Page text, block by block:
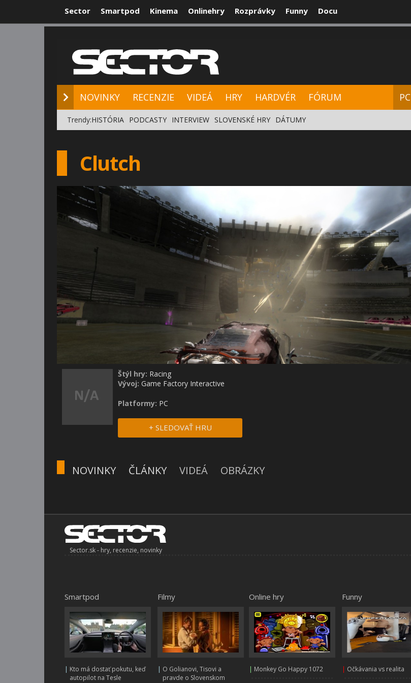
Sector Smartpod Kinema Onlinehry Rozprávky Funny Docu
NOVINKY RECENZIE VIDEÁ HRY HARDVÉR FÓRUM PC
Trendy:HISTÓRIA PODCASTY INTERVIEW SLOVENSKÉ HRY DÁTUMY
Clutch
Štýl hry: Racing
Vývoj: Game Factory Interactive
Platformy: PC
+ SLEDOVAŤ HRU
NOVINKY ČLÁNKY VIDEÁ OBRÁZKY
Sector.sk - hry, recenzie, novinky
Smartpod
| Kto má dostať pokutu, keď
autopilot na Tesle
Filmy
| O Golianovi, Tisovi a
pravde o Slovenskom
Online hry
| Monkey Go Happy 1072
Funny
| Očkávania vs realita